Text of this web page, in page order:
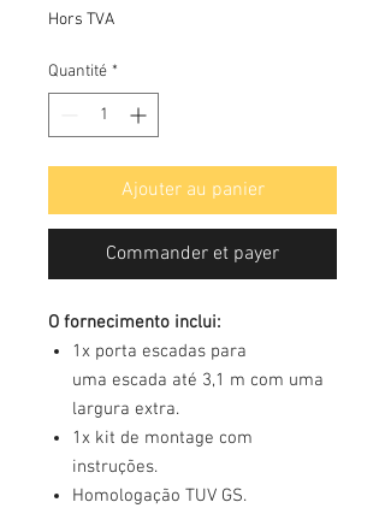
Hors TVA
Quantité *
Ajouter au panier
Commander et payer
O fornecimento inclui:
1x porta escadas para
uma escada até 3,1 m com uma
largura extra.
1x kit de montage com
instruções.
Homologação TUV GS.